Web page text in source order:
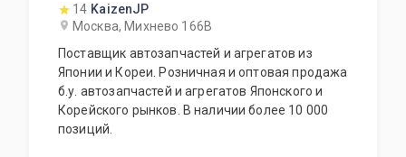
занимается реализацией силовых агрегатов,
автоматических и механических коробок
передач. Агрегаты в наличии или под заказ.
Поставка под заказ производится в
кратчайшие сроки. Поставки осуществляются
в любую точку Российской Федерации.
Грамотные специалисты всегда рады
14 KaizenJP
Москва, Михнево 166В
Поставщик автозапчастей и агрегатов из
Японии и Кореи. Розничная и оптовая продажа
б.у. автозапчастей и агрегатов Японского и
Корейского рынков. В наличии более 10 000
позиций.